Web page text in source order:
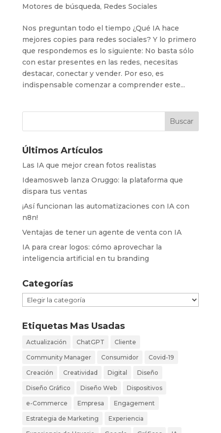
Motores de búsqueda, Redes Sociales
Nos preguntan todo el tiempo ¿Qué IA hace
mejores copies para redes sociales? Y lo primero
que respondemos es lo siguiente: No basta sólo
con estar presentes en las redes, necesitas
destacar, conectar y vender. Por eso, es
indispensable comenzar a comprender este...
Últimos Artículos
Las IA que mejor crean fotos realistas
Ideamosweb lanza Oruggo: la plataforma que
dispara tus ventas
¡Así funcionan las automatizaciones con IA con
n8n!
Ventajas de tener un agente de venta con IA
IA para crear logos: cómo aprovechar la
inteligencia artificial en tu branding
Categorías
Categorías
Etiquetas Mas Usadas
Actualización ChatGPT Cliente
Community Manager Consumidor Covid-19
Creación Creatividad Digital Diseño
Diseño Gráfico Diseño Web Dispositivos
e-Commerce Empresa Engagement
Estrategia de Marketing Experiencia